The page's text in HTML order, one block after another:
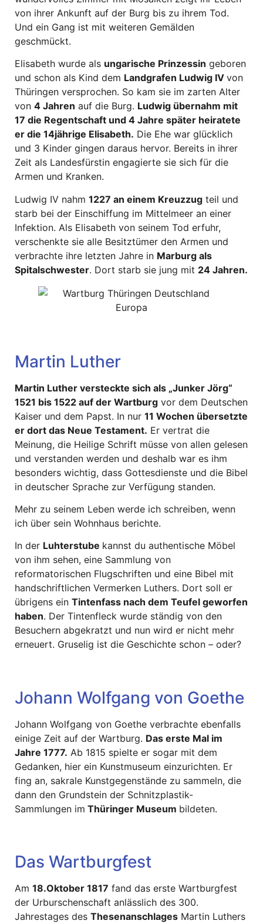
von ihrer Ankunft auf der Burg bis zu ihrem Tod.
Und ein Gang ist mit weiteren Gemälden
geschmückt.
Elisabeth wurde als ungarische Prinzessin geboren
und schon als Kind dem Landgrafen Ludwig IV von
Thüringen versprochen. So kam sie im zarten Alter
von 4 Jahren auf die Burg. Ludwig übernahm mit
17 die Regentschaft und 4 Jahre später heiratete
er die 14jährige Elisabeth. Die Ehe war glücklich
und 3 Kinder gingen daraus hervor. Bereits in ihrer
Zeit als Landesfürstin engagierte sie sich für die
Armen und Kranken.
Ludwig IV nahm 1227 an einem Kreuzzug teil und
starb bei der Einschiffung im Mittelmeer an einer
Infektion. Als Elisabeth von seinem Tod erfuhr,
verschenkte sie alle Besitztümer den Armen und
verbrachte ihre letzten Jahre in Marburg als
Spitalschwester. Dort starb sie jung mit 24 Jahren.
Martin Luther
Martin Luther versteckte sich als „Junker Jörg“
1521 bis 1522 auf der Wartburg vor dem Deutschen
Kaiser und dem Papst. In nur 11 Wochen übersetzte
er dort das Neue Testament. Er vertrat die
Meinung, die Heilige Schrift müsse von allen gelesen
und verstanden werden und deshalb war es ihm
besonders wichtig, dass Gottesdienste und die Bibel
in deutscher Sprache zur Verfügung standen.
Mehr zu seinem Leben werde ich schreiben, wenn
ich über sein Wohnhaus berichte.
In der Luhterstube kannst du authentische Möbel
von ihm sehen, eine Sammlung von
reformatorischen Flugschriften und eine Bibel mit
handschriftlichen Vermerken Luthers. Dort soll er
übrigens ein Tintenfass nach dem Teufel geworfen
haben. Der Tintenfleck wurde ständig von den
Besuchern abgekratzt und nun wird er nicht mehr
erneuert. Gruselig ist die Geschichte schon – oder?
Johann Wolfgang von Goethe
Johann Wolfgang von Goethe verbrachte ebenfalls
einige Zeit auf der Wartburg. Das erste Mal im
Jahre 1777. Ab 1815 spielte er sogar mit dem
Gedanken, hier ein Kunstmuseum einzurichten. Er
fing an, sakrale Kunstgegenstände zu sammeln, die
dann den Grundstein der Schnitzplastik-
Sammlungen im Thüringer Museum bildeten.
Das Wartburgfest
Am 18.Oktober 1817 fand das erste Wartburgfest
der Urburschenschaft anlässlich des 300.
Jahrestages des Thesenanschlages Martin Luthers